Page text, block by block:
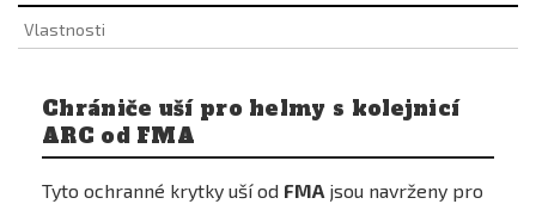
Vlastnosti
Chrániče uší pro helmy s kolejnicí
ARC od FMA
Tyto ochranné krytky uší od FMA jsou navrženy pro